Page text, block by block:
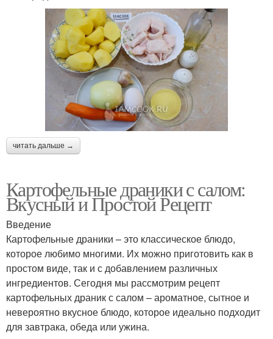
читать дальше →
Картофельные драники с салом:
Вкусный и Простой Рецепт
Введение
Картофельные драники – это классическое блюдо,
которое любимо многими. Их можно приготовить как в
простом виде, так и с добавлением различных
ингредиентов. Сегодня мы рассмотрим рецепт
картофельных драник с салом – ароматное, сытное и
невероятно вкусное блюдо, которое идеально подходит
для завтрака, обеда или ужина.